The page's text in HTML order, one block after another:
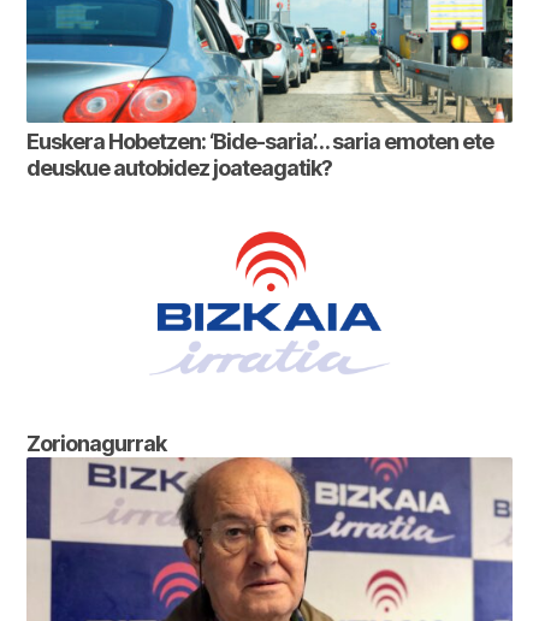
Euskera Hobetzen: ‘Bide-saria’… saria emoten ete
deuskue autobidez joateagatik?
Zorionagurrak